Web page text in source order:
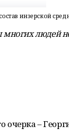
инзерской
людей
очерка –